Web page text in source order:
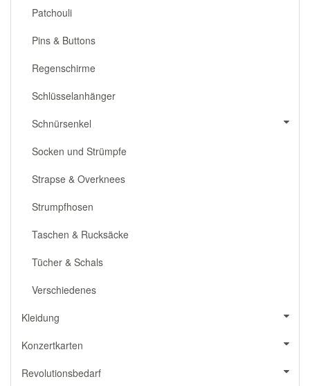
Patchouli
Pins & Buttons
Regenschirme
Schlüsselanhänger
Schnürsenkel
Socken und Strümpfe
Strapse & Overknees
Strumpfhosen
Taschen & Rucksäcke
Tücher & Schals
Verschiedenes
Kleidung
Konzertkarten
Revolutionsbedarf